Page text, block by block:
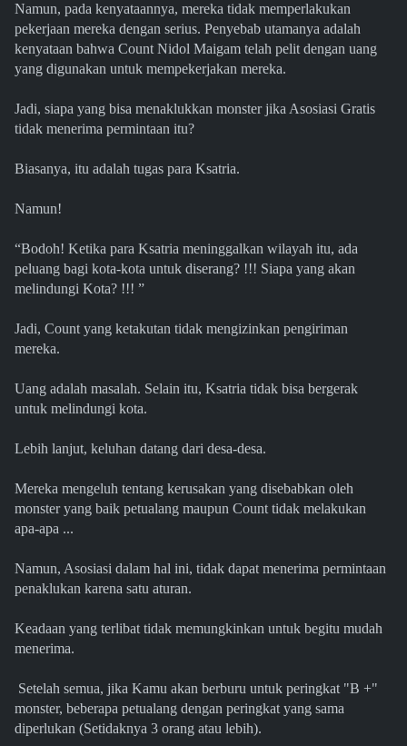
Namun, pada kenyataannya, mereka tidak memperlakukan
pekerjaan mereka dengan serius. Penyebab utamanya adalah
kenyataan bahwa Count Nidol Maigam telah pelit dengan uang
yang digunakan untuk mempekerjakan mereka.
Jadi, siapa yang bisa menaklukkan monster jika Asosiasi Gratis
tidak menerima permintaan itu?
Biasanya, itu adalah tugas para Ksatria.
Namun!
“Bodoh! Ketika para Ksatria meninggalkan wilayah itu, ada
peluang bagi kota-kota untuk diserang? !!! Siapa yang akan
melindungi Kota? !!! ”
Jadi, Count yang ketakutan tidak mengizinkan pengiriman
mereka.
Uang adalah masalah. Selain itu, Ksatria tidak bisa bergerak
untuk melindungi kota.
Lebih lanjut, keluhan datang dari desa-desa.
Mereka mengeluh tentang kerusakan yang disebabkan oleh
monster yang baik petualang maupun Count tidak melakukan
apa-apa ...
Namun, Asosiasi dalam hal ini, tidak dapat menerima permintaan
penaklukan karena satu aturan.
Keadaan yang terlibat tidak memungkinkan untuk begitu mudah
menerima.
Setelah semua, jika Kamu akan berburu untuk peringkat "B +"
monster, beberapa petualang dengan peringkat yang sama
diperlukan (Setidaknya 3 orang atau lebih).